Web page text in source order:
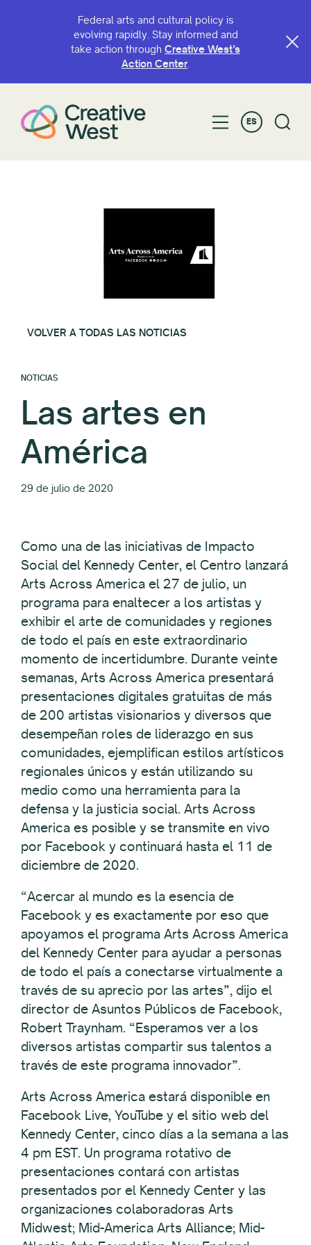
Federal arts and cultural policy is
evolving rapidly. Stay informed and
take action through Creative West’s
Action Center.
ES
VOLVER A TODAS LAS NOTICIAS
NOTICIAS
Las artes en
América
29 de julio de 2020
Como una de las iniciativas de Impacto
Social del Kennedy Center, el Centro lanzará
Arts Across America el 27 de julio, un
programa para enaltecer a los artistas y
exhibir el arte de comunidades y regiones
de todo el país en este extraordinario
momento de incertidumbre. Durante veinte
semanas, Arts Across America presentará
presentaciones digitales gratuitas de más
de 200 artistas visionarios y diversos que
desempeñan roles de liderazgo en sus
comunidades, ejemplifican estilos artísticos
regionales únicos y están utilizando su
medio como una herramienta para la
defensa y la justicia social. Arts Across
America es posible y se transmite en vivo
por Facebook y continuará hasta el 11 de
diciembre de 2020.
“Acercar al mundo es la esencia de
Facebook y es exactamente por eso que
apoyamos el programa Arts Across America
del Kennedy Center para ayudar a personas
de todo el país a conectarse virtualmente a
través de su aprecio por las artes”, dijo el
director de Asuntos Públicos de Facebook,
Robert Traynham. “Esperamos ver a los
diversos artistas compartir sus talentos a
través de este programa innovador”.
Arts Across America estará disponible en
Facebook Live, YouTube y el sitio web del
Kennedy Center, cinco días a la semana a las
4 pm EST. Un programa rotativo de
presentaciones contará con artistas
presentados por el Kennedy Center y las
organizaciones colaboradoras Arts
Midwest; Mid-America Arts Alliance; Mid-